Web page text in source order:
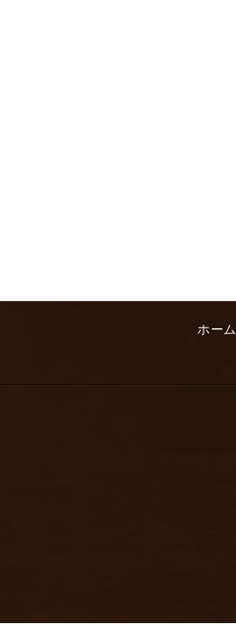
ホーム